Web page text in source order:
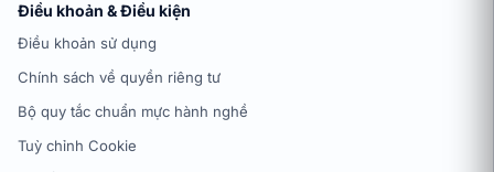
Điều khoản & Điều kiện
Điều khoản sử dụng
Chính sách về quyền riêng tư
Bộ quy tắc chuẩn mực hành nghề
Tuỳ chỉnh Cookie